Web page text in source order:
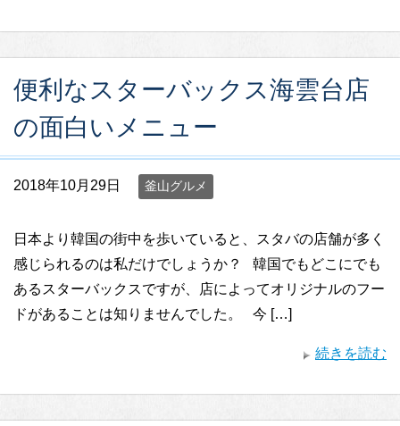
便利なスターバックス海雲台店
の面白いメニュー
2018年10月29日 釜山グルメ
日本より韓国の街中を歩いていると、スタバの店舗が多く
感じられるのは私だけでしょうか？ 韓国でもどこにでも
あるスターバックスですが、店によってオリジナルのフー
ドがあることは知りませんでした。 今 […]
続きを読む